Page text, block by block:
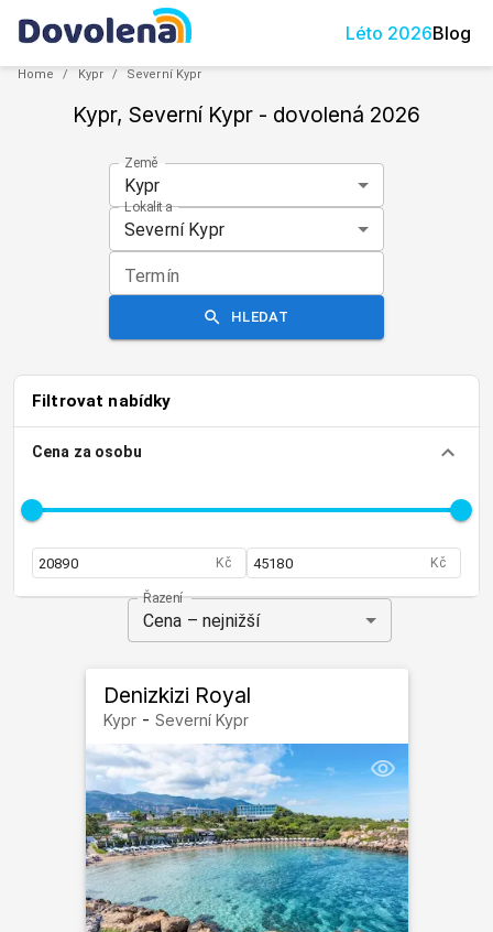
Léto 2026Blog
Home / Kypr / Severní Kypr
Kypr, Severní Kypr - dovolená 2026
Země
Kypr
Lokalita
Severní Kypr
Termín
HLEDAT
Filtrovat nabídky
Cena za osobu
Kč Kč
Řazení
Cena – nejnižší
Denizkizi Royal
Kypr- Severní Kypr